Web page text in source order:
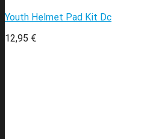
Youth Helmet Pad Kit Dc
12,95 €